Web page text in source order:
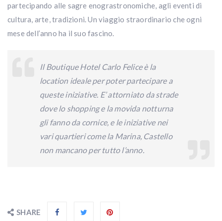
partecipando alle sagre enograstronomiche, agli eventi di
cultura, arte, tradizioni. Un viaggio straordinario che ogni
mese dell’anno ha il suo fascino.
Il Boutique Hotel Carlo Felice è la
location ideale per poter partecipare a
queste iniziative. E’ attorniato da strade
dove lo shopping e la movida notturna
gli fanno da cornice, e le iniziative nei
vari quartieri come la Marina, Castello
non mancano per tutto l’anno.
SHARE